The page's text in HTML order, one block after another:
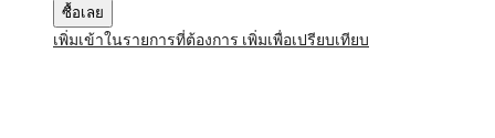
ซื้อเลย
เพิ่มเข้าในรายการที่ต้องการ เพิ่มเพื่อเปรียบเทียบ